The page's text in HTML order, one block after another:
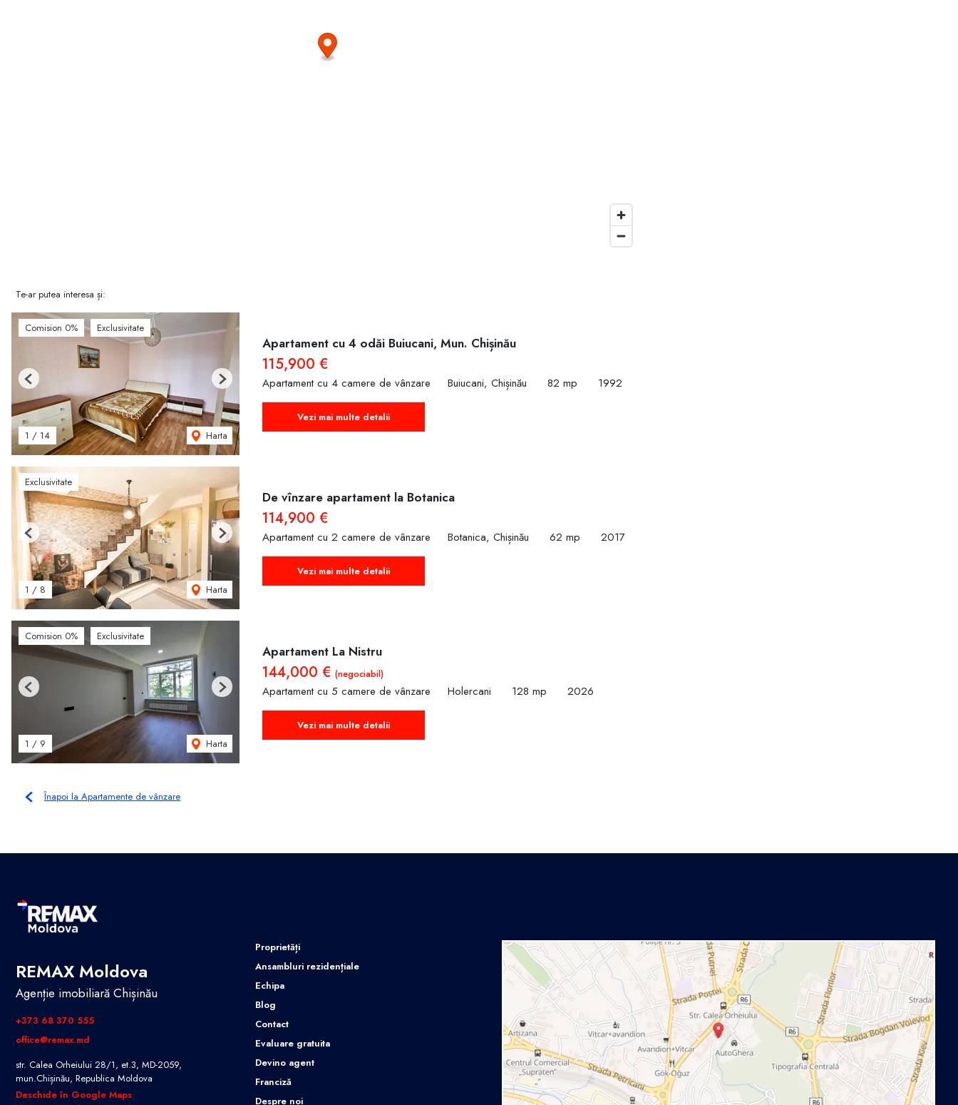
Te-ar putea interesa și:
Comision 0% Exclusivitate
1 / 14 Harta
Previous Next
Apartament cu 4 odăi Buiucani, Mun. Chișinău
115,900 €
Apartament cu 4 camere de vânzare Buiucani, Chișinău 82 mp 1992
Vezi mai multe detalii
Exclusivitate
1 / 8 Harta
Previous Next
De vînzare apartament la Botanica
114,900 €
Apartament cu 2 camere de vânzare Botanica, Chișinău 62 mp 2017
Vezi mai multe detalii
Comision 0% Exclusivitate
1 / 9 Harta
Previous Next
Apartament La Nistru
144,000 € (negociabil)
Apartament cu 5 camere de vânzare Holercani 128 mp 2026
Vezi mai multe detalii
Înapoi la Apartamente de vânzare
REMAX Moldova
Agenție imobiliară Chișinău
+373 68 370 555
office@remax.md
str. Calea Orheiului 28/1, et.3, MD-2059,
mun.Chișinău, Republica Moldova
Deschide în Google Maps
Proprietăți
Ansambluri rezidențiale
Echipa
Blog
Contact
Evaluare gratuita
Devino agent
Franciză
Despre noi